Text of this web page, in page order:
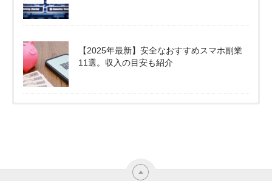
【2025年最新】安全なおすすめスマホ副業
11選。収入の目安も紹介